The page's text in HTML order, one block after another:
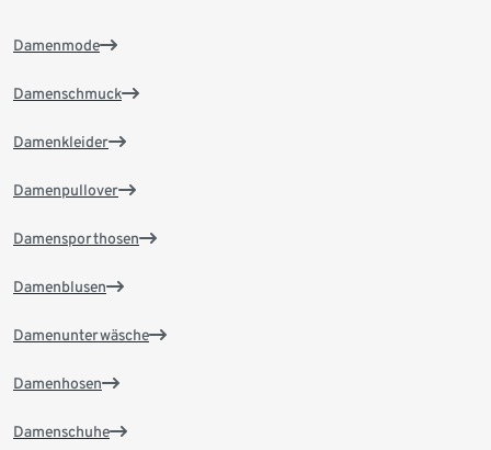
Damenmode
Damenschmuck
Damenkleider
Damenpullover
Damensporthosen
Damenblusen
Damenunterwäsche
Damenhosen
Damenschuhe